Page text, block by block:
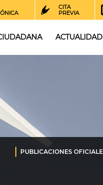
CITA
PREVIA
ACTUALIDAD